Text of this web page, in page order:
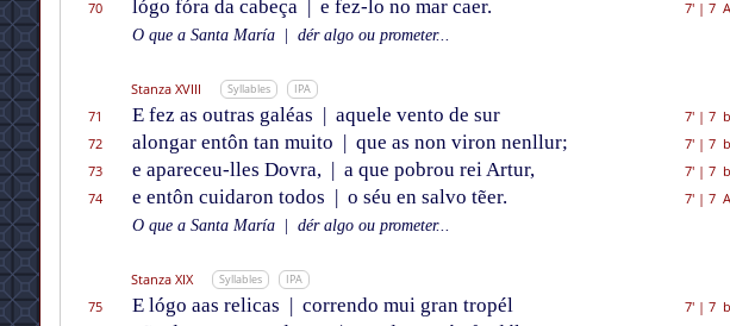
70
lógo fóra da cabeça | e fez-lo no mar caer. 7'| 7 A
O que a Santa María
dér algo ou prometer...
Stanza XVIII Syllables IPA
71 E fez as outras galéas | aquele vento de sur 7'| 7 b
72
alongar entôn tan muito | que as non viron nenllur; 7'| 7 b
73
e apareceu-lles Dovra, | a que pobrou rei Artur, 7'| 7 b
74
e entôn cuidaron todos | o séu en salvo tẽer. 7'| 7 A
O que a Santa María
dér algo ou prometer...
Stanza XIX Syllables IPA
75 E lógo aas relicas | correndo mui gran tropél 7'| 7 b